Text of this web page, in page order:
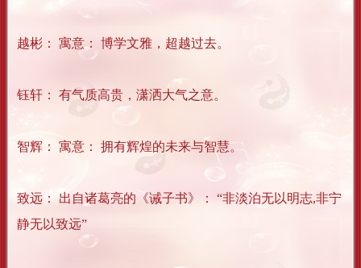
越彬： 寓意： 博学文雅，超越过去。
钰轩： 有气质高贵，潇洒大气之意。
智辉： 寓意： 拥有辉煌的未来与智慧。
致远： 出自诸葛亮的《诫子书》： “非淡泊无以明志,非宁
静无以致远”